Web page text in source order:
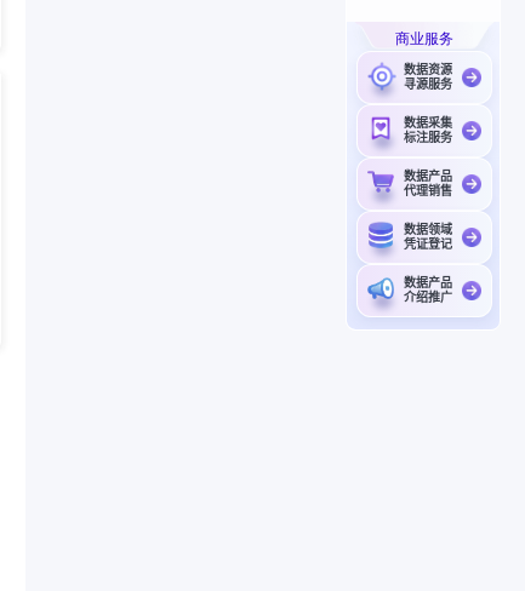
商业服务
数据资源
寻源服务
数据采集
标注服务
数据产品
代理销售
数据领域
凭证登记
数据产品
介绍推广